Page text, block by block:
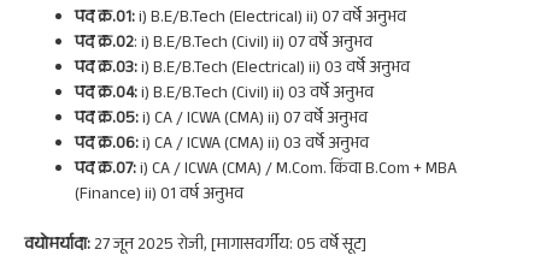
पद क्र.01:i) B.E/B.Tech (Electrical) ii) 07 वर्षे अनुभव
पद क्र.02: i) B.E/B.Tech (Civil) ii) 07 वर्षे अनुभव
पद क्र.03:i) B.E/B.Tech (Electrical) ii) 03 वर्षे अनुभव
पद क्र.04:i) B.E/B.Tech (Civil) ii) 03 वर्षे अनुभव
पद क्र.05:i) CA / ICWA (CMA) ii) 07 वर्षे अनुभव
पद क्र.06:i) CA / ICWA (CMA) ii) 03 वर्षे अनुभव
पद क्र.07:i) CA / ICWA (CMA) / M.Com. किंवा B.Com + MBA
(Finance) ii) 01 वर्ष अनुभव
वयोमर्यादा:27 जून 2025 रोजी, [मागासवर्गीय: 05 वर्षे सूट]